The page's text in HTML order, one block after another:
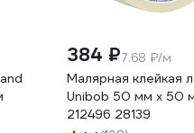
384 ₽7.68 ₽/м
Малярная клейкая
Unibob 50 мм х 50
212496 28139